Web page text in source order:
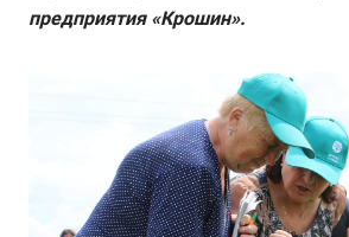
предприятия «Крошин».